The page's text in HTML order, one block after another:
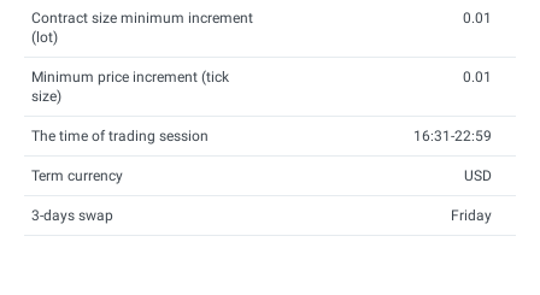
Contract size minimum increment
(lot)
0.01
Minimum price increment (tick
size)
0.01
The time of trading session 16:31-22:59
Term currency USD
3-days swap Friday